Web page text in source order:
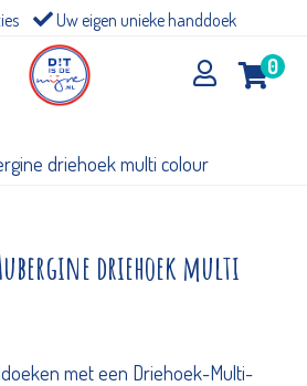
Uw eigen unieke handdoek
0
driehoek multi colour
driehoek multi
met een Driehoek-Multi-